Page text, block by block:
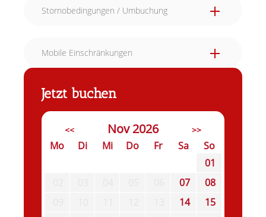
Stornobedingungen / Umbuchung
Mobile Einschränkungen
Jetzt buchen
<< Nov 2026 >>
Mo Di Mi Do Fr Sa
So
01
07
08
14
15